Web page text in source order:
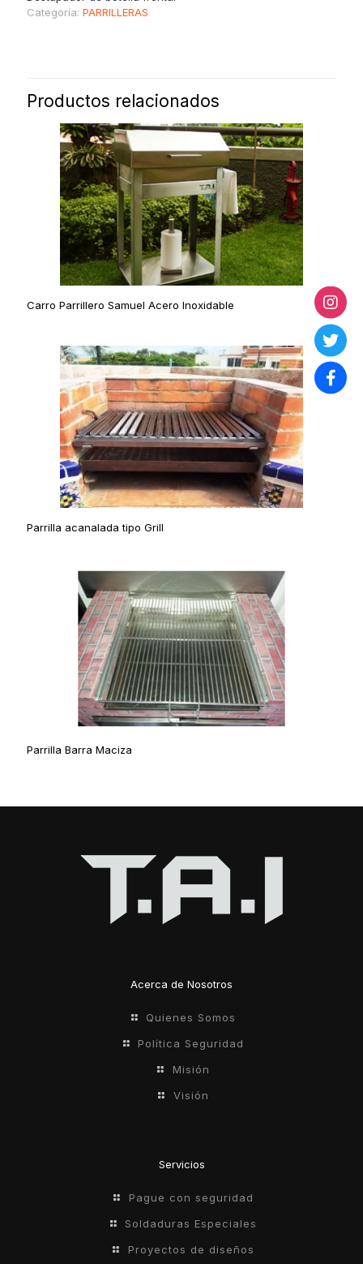
Categoría: PARRILLERAS
Productos relacionados
Carro Parrillero Samuel Acero Inoxidable
Parrilla acanalada tipo Grill
Parrilla Barra Maciza
Acerca de Nosotros
Quienes Somos
Política Seguridad
Misión
Visión
Servicios
Pague con seguridad
Soldaduras Especiales
Proyectos de diseños